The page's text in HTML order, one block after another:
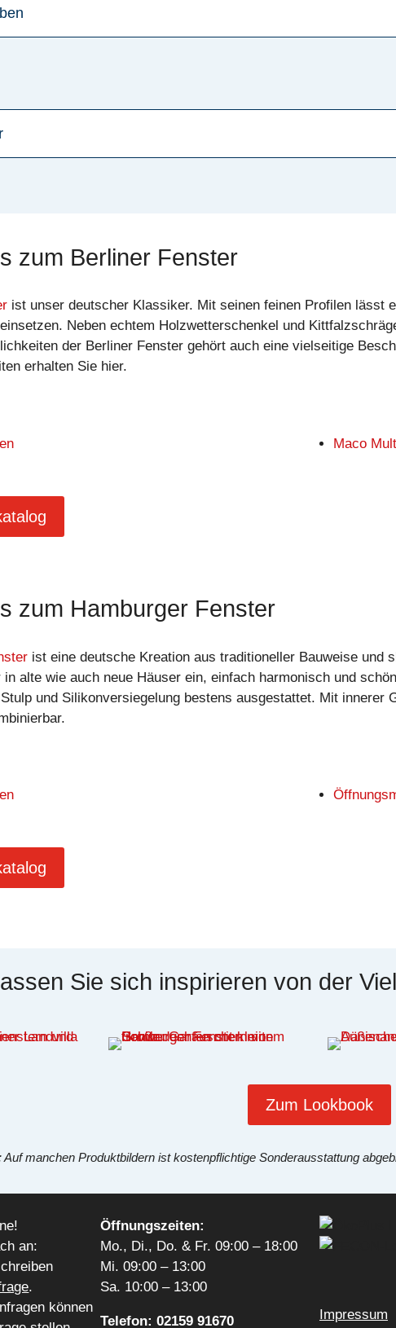
zum Berliner Fenster
ist unser deutscher Klassiker. Mit seinen feinen Profilen lässt
Neben echtem Holzwetterschenkel und
der Berliner Fenster gehört auch eine vielseitige
erhalten Sie hier.
Maco
zum Hamburger Fenster
ist eine deutsche Kreation aus traditioneller Bauweise
alte wie auch neue Häuser ein, einfach harmonisch und
und Silikonversiegelung bestens ausgestattet. Mit
Sie sich inspirieren von der
Zum Lookbook
Auf manchen Produktbildern ist kostenpflichtige Sonderausstattung
an:
.
können
Öffnungszeiten:
Mo., Di., Do. & Fr. 09:00 – 18:00
Mi. 09:00 – 13:00
Sa. 10:00 – 13:00
Telefon: 02159 91670
Impressum